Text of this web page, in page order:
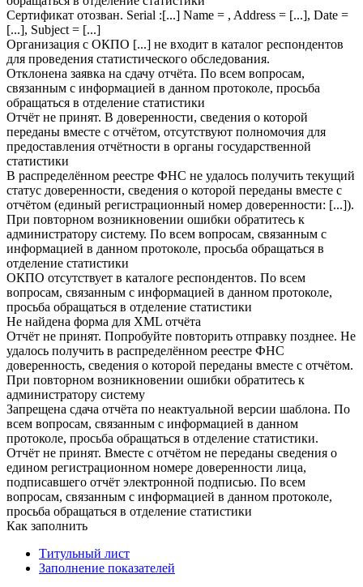
Сертификат отозван. Serial :[...] Name = , Address = [...], Date =
[...], Subject = [...]
Организация с ОКПО [...] не входит в каталог респондентов
для проведения статистического обследования.
Отклонена заявка на сдачу отчёта. По всем вопросам,
связанным с информацией в данном протоколе, просьба
обращаться в отделение статистики
Отчёт не принят. В доверенности, сведения о которой
переданы вместе с отчётом, отсутствуют полномочия для
предоставления отчётности в органы государственной
статистики
В распределённом реестре ФНС не удалось получить текущий
статус доверенности, сведения о которой переданы вместе с
отчётом (единый регистрационный номер доверенности: [...]).
При повторном возникновении ошибки обратитесь к
администратору систему. По всем вопросам, связанным с
информацией в данном протоколе, просьба обращаться в
отделение статистики
ОКПО отсутствует в каталоге респондентов. По всем
вопросам, связанным с информацией в данном протоколе,
просьба обращаться в отделение статистики
Не найдена форма для XML отчёта
Отчёт не принят. Попробуйте повторить отправку позднее. Не
удалось получить в распределённом реестре ФНС
доверенность, сведения о которой переданы вместе с отчётом.
При повторном возникновении ошибки обратитесь к
администратору систему
Запрещена сдача отчёта по неактуальной версии шаблона. По
всем вопросам, связанным с информацией в данном
протоколе, просьба обращаться в отделение статистики.
Отчёт не принят. Вместе с отчётом не переданы сведения о
едином регистрационном номере доверенности лица,
подписавшего отчёт электронной подписью. По всем
вопросам, связанным с информацией в данном протоколе,
просьба обращаться в отделение статистики
Как заполнить
Титульный лист
Заполнение показателей